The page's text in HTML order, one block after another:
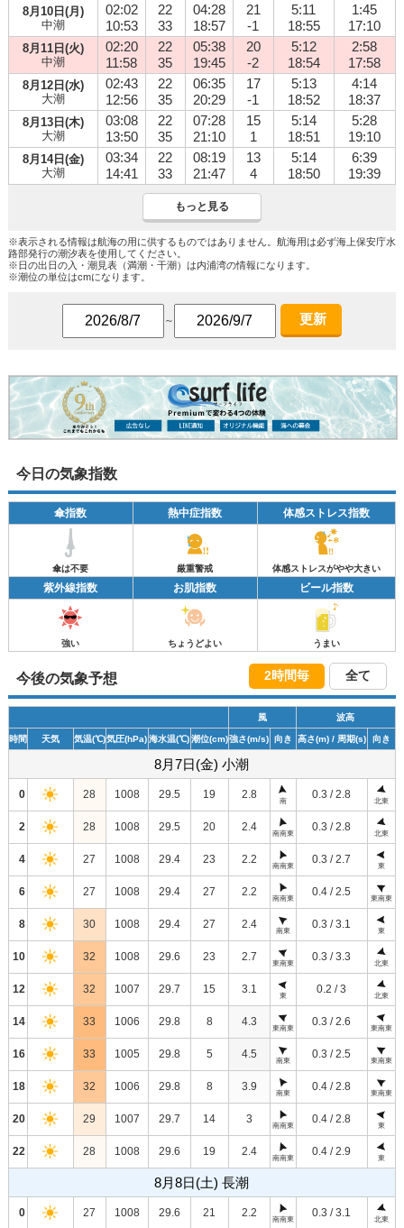
8月10日(月)
中潮
02:02
10:53
22
33
04:28
18:57
21
-1
5:11
18:55
1:45
17:10
8月11日(火)
中潮
02:20
11:58
22
35
05:38
19:45
20
-2
5:12
18:54
2:58
17:58
8月12日(水)
大潮
02:43
12:56
22
35
06:35
20:29
17
-1
5:13
18:52
4:14
18:37
8月13日(木)
大潮
03:08
13:50
22
35
07:28
21:10
15
1
5:14
18:51
5:28
19:10
8月14日(金)
大潮
03:34
14:41
22
33
08:19
21:47
13
4
5:14
18:50
6:39
19:39
もっと見る
※表示される情報は航海の用に供するものではありません。航海用は必ず海上保安庁水
路部発行の潮汐表を使用してください。
※日の出日の入・潮見表（満潮・干潮）は内浦湾の情報になります。
※潮位の単位はcmになります。
～ 更新
今日の気象指数
傘指数 熱中症指数 体感ストレス指数
傘は不要 厳重警戒 体感ストレスがやや大きい
紫外線指数 お肌指数 ビール指数
強い ちょうどよい うまい
今後の気象予想 2時間毎 全て
風 波高
時間 天気 気温(℃)気圧(hPa) 海水温(℃)潮位(cm)強さ(m/s) 向き 高さ(m)/ 周期(s) 向き
8月7日(金) 小潮
0 28 1008 29.5 19 2.8
南
0.3 / 2.8
北東
2 28 1008 29.5 20 2.4
南南東
0.3 / 2.8
北東
4 27 1008 29.4 23 2.2
南南東
0.3 / 2.7
東
6 27 1008 29.4 27 2.2
南南東
0.4 / 2.5
東南東
8 30 1008 29.4 27 2.4
南東
0.3 / 3.1
東
10 32 1008 29.6 23 2.7
東南東
0.3 / 3.3
北東
12 32 1007 29.7 15 3.1
東
0.2 / 3
北東
14 33 1006 29.8 8 4.3
東南東
0.3 / 2.6
東南東
16 33 1005 29.8 5 4.5
南東
0.3 / 2.5
東南東
18 32 1006 29.8 8 3.9
南東
0.4 / 2.8
東南東
20 29 1007 29.7 14 3
南南東
0.4 / 2.8
東
22 28 1008 29.6 19 2.4
南南東
0.4 / 2.9
東
8月8日(土) 長潮
0 27 1008 29.6 21 2.2
南南東
0.3 / 3.1
北東